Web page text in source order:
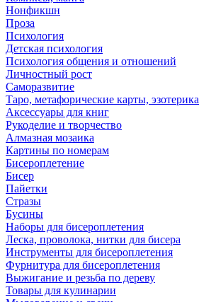
Нонфикшн
Проза
Психология
Детская психология
Психология общения и отношений
Личностный рост
Саморазвитие
Таро, метафорические карты, эзотерика
Аксессуары для книг
Рукоделие и творчество
Алмазная мозаика
Картины по номерам
Бисероплетение
Бисер
Пайетки
Стразы
Бусины
Наборы для бисероплетения
Леска, проволока, нитки для бисера
Инструменты для бисероплетения
Фурнитура для бисероплетения
Выжигание и резьба по дереву
Товары для кулинарии